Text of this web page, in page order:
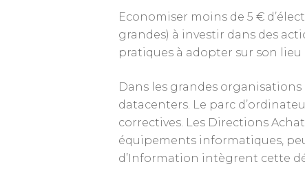
Economiser moins de 5 €
grandes) à investir dans des
pratiques à adopter sur son lieu
Dans les grandes organisations
datacenters. Le parc
correctives. Les Directions
équipements informatiques,
d’Information intègrent cette